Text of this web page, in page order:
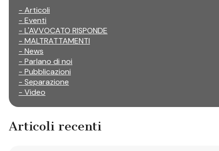
- Articoli
- Eventi
- L'AVVOCATO RISPONDE
- MALTRATTAMENTI
- News
- Parlano di noi
- Pubblicazioni
- Separazione
- Video
Articoli recenti